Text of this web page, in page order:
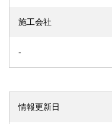
施工会社
-
情報更新日